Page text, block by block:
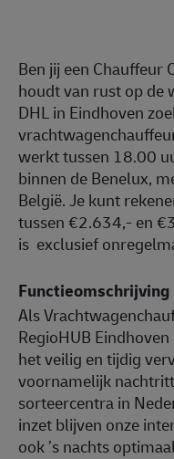
Ben jij een Chauffeur
houdt van rust op de
DHL in Eindhoven
werkt tussen 18.00
binnen de Benelux,
België. Je kunt
tussen €2.634,- en
is exclusief
Functieomschrijving
Als
RegioHUB
het veilig en tijdig
voornamelijk
sorteercentra in
inzet blijven onze
ook ’s nachts